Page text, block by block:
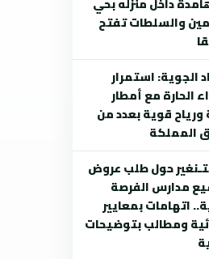
والسلطات تفتح
الجوية: استمرار
الحارة مع أمطار
ورياح قوية بعدد من
المملكة
حول طلب عروض
مدارس الفرصة
اتهامات بمعايير
ومطالب بتوضيحات